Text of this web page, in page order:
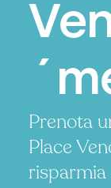
Prenota
Place
risparmia